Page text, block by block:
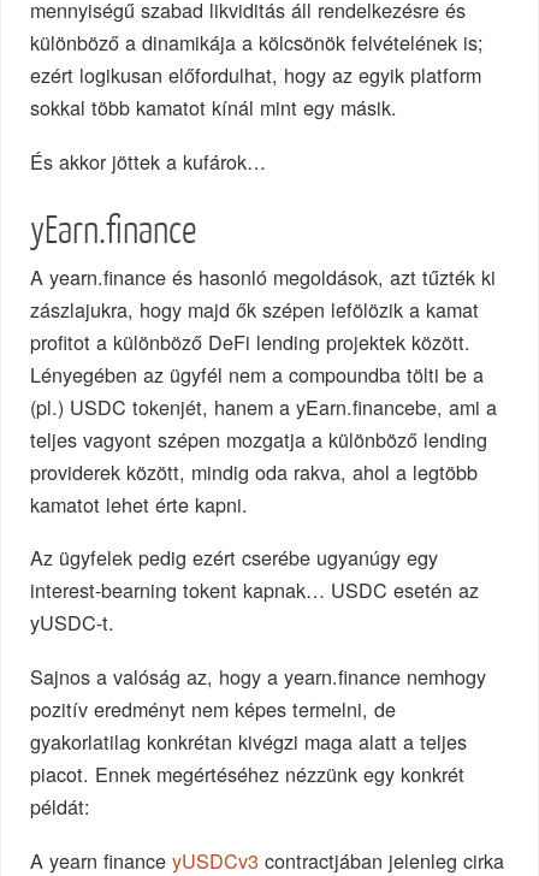
mennyiségű szabad likviditás áll rendelkezésre és
különböző a dinamikája a kölcsönök felvételének is;
ezért logikusan előfordulhat, hogy az egyik platform
sokkal több kamatot kínál mint egy másik.
És akkor jöttek a kufárok…
yEarn.finance
A yearn.finance és hasonló megoldások, azt tűzték ki
zászlajukra, hogy majd ők szépen lefölözik a kamat
profitot a különböző DeFi lending projektek között.
Lényegében az ügyfél nem a compoundba tölti be a
(pl.) USDC tokenjét, hanem a yEarn.financebe, ami a
teljes vagyont szépen mozgatja a különböző lending
providerek között, mindig oda rakva, ahol a legtöbb
kamatot lehet érte kapni.
Az ügyfelek pedig ezért cserébe ugyanúgy egy
interest-bearning tokent kapnak… USDC esetén az
yUSDC-t.
Sajnos a valóság az, hogy a yearn.finance nemhogy
pozitív eredményt nem képes termelni, de
gyakorlatilag konkrétan kivégzi maga alatt a teljes
piacot. Ennek megértéséhez nézzünk egy konkrét
példát:
A yearn finance yUSDCv3 contractjában jelenleg cirka